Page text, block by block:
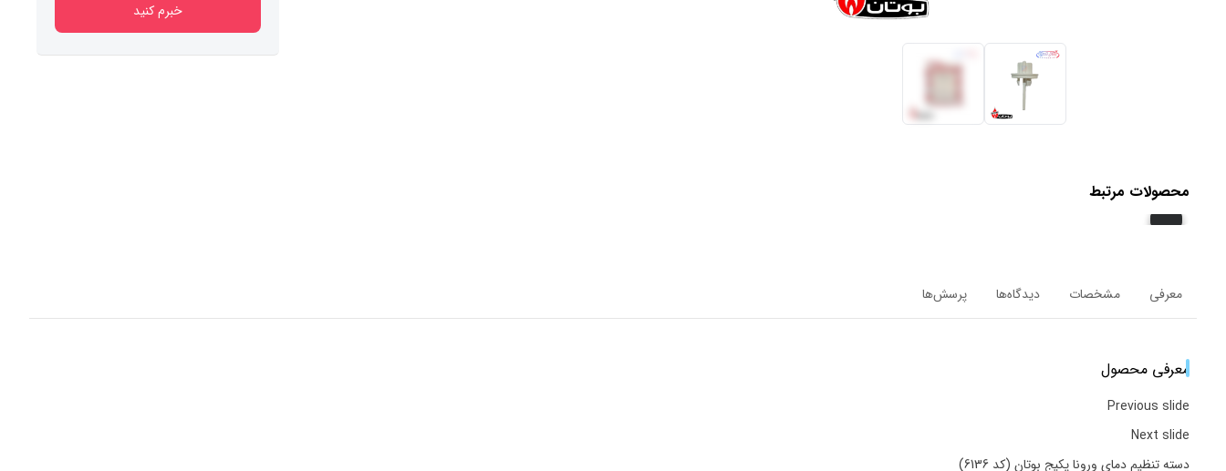
خبرم کنید
محصولات مرتبط
معرفی مشخصات دیدگاه‌ها پرسش‌ها
معرفی محصول
Previous slide
Next slide
دسته تنظیم دمای ورونا پکیج بوتان (کد 6136)